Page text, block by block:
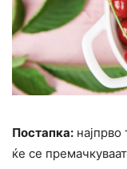
Постапка:
ќе се